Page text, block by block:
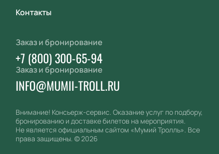
Контакты
Заказ и бронирование
+7 (800) 300-65-94
Заказ и бронирование
INFO@MUMII-TROLL.RU
Внимание! Консьерж-сервис. Оказание услуг по подбору,
бронированию и доставке билетов на мероприятия.
Не является официальным сайтом «Мумий Тролль». Все
права защищены. ©2026